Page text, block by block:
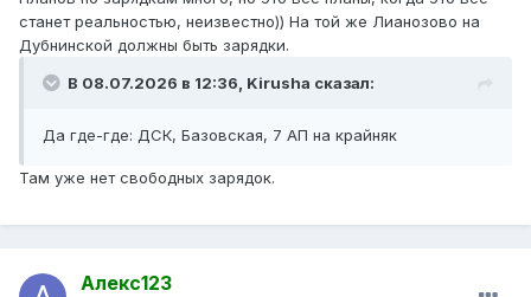
станет реальностью, неизвестно)) На той же Лианозово на
Дубнинской должны быть зарядки.
В 08.07.2026 в 12:36, Kirusha сказал:
Да где-где: ДСК, Базовская, 7 АП на крайняк
Там уже нет свободных зарядок.
Алекс123